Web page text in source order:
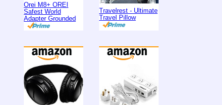
Orei M8+ OREI
Safest World
Adapter Grounded
Travelrest - Ultimate
Travel Pillow